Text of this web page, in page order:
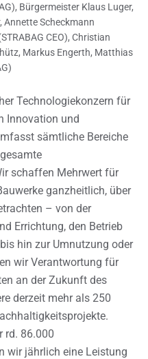
Bürgermeister Klaus Luger,
Annette Scheckmann
CEO), Christian
Markus Engerth, Matthias
Technologiekonzern für
Innovation und
sämtliche Bereiche
schaffen Mehrwert für
ganzheitlich, über
– von der
Errichtung, den Betrieb
hin zur Umnutzung oder
wir Verantwortung für
an der Zukunft des
derzeit mehr als 250
rd. 86.000
wir jährlich eine Leistung